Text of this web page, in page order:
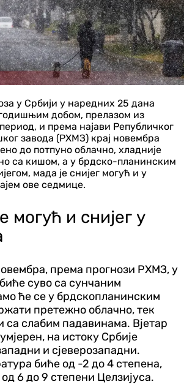
у Србији у наредних 25 дана
добом, прелазом из
и према најави Републичког
завода (РХМЗ) крај новембра
до потпуно облачно, хладније
са кишом, а у брдско-планинским
мада је снијег могућ и у
ове седмице.
могућ и снијег у
према прогнози РХМЗ, у
суво са сунчаним
ће се у брдскопланинским
претежно облачно, тек
са слабим падавинама. Вјетар
на истоку Србије
и сјеверозападни.
биће од -2 до 4 степена,
6 до 9 степени Целзијуса.